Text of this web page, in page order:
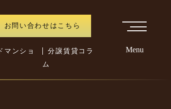
お問い合わせはこちら
マンショ
分譲賃貸コラ
ム
Menu